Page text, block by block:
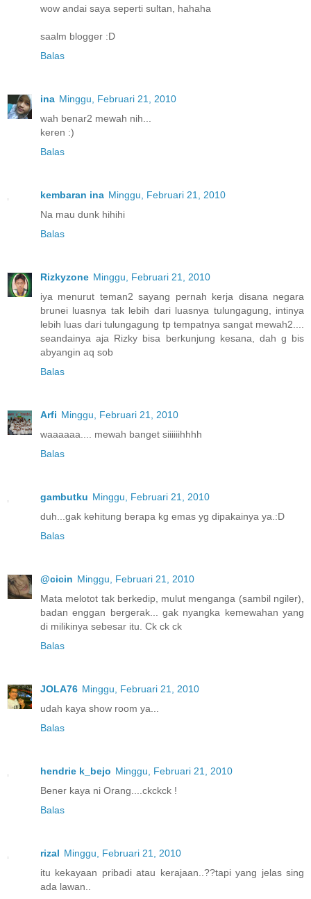
wow andai saya seperti sultan, hahaha
saalm blogger :D
Balas
ina Minggu, Februari 21, 2010
wah benar2 mewah nih...
keren :)
Balas
kembaran ina Minggu, Februari 21, 2010
Na mau dunk hihihi
Balas
Rizkyzone Minggu, Februari 21, 2010
iya menurut teman2 sayang pernah kerja disana negara
brunei luasnya tak lebih dari luasnya tulungagung, intinya
lebih luas dari tulungagung tp tempatnya sangat mewah2....
seandainya aja Rizky bisa berkunjung kesana, dah g bis
abyangin aq sob
Balas
Arfi Minggu, Februari 21, 2010
waaaaaa.... mewah banget siiiiiihhhh
Balas
gambutku Minggu, Februari 21, 2010
duh...gak kehitung berapa kg emas yg dipakainya ya.:D
Balas
@cicin Minggu, Februari 21, 2010
Mata melotot tak berkedip, mulut menganga (sambil ngiler),
badan enggan bergerak... gak nyangka kemewahan yang
di milikinya sebesar itu. Ck ck ck
Balas
JOLA76 Minggu, Februari 21, 2010
udah kaya show room ya...
Balas
hendrie k_bejo Minggu, Februari 21, 2010
Bener kaya ni Orang....ckckck !
Balas
rizal Minggu, Februari 21, 2010
itu kekayaan pribadi atau kerajaan..??tapi yang jelas sing
ada lawan..